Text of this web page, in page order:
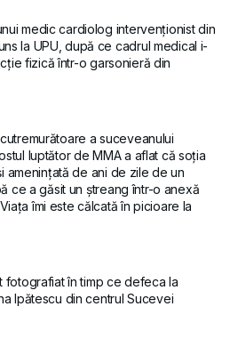
medic cardiolog intervenționist din
la UPU, după ce cadrul medical i-
fizică într-o garsonieră din
a suceveanului
luptător de MMA a aflat că soția
amenințată de ani de zile de un
ce a găsit un ștreang într-o anexă
îmi este călcată în picioare la
fotografiat în timp ce defeca la
Ipătescu din centrul Sucevei